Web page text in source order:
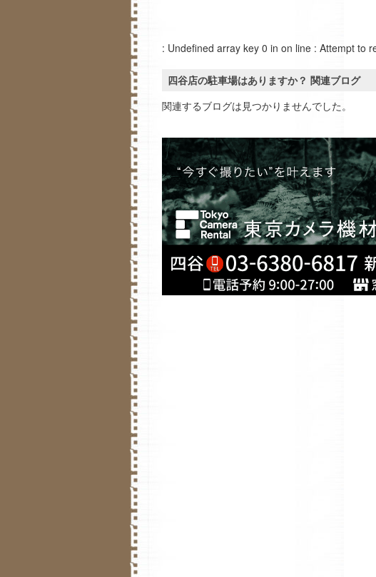
: Undefined array key 0 in on line : Attempt to
四谷店の駐車場はありますか？ 関連ブログ
関連するブログは見つかりませんでした。